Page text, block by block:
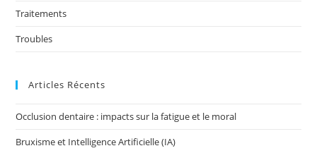
Traitements
Troubles
Articles Récents
Occlusion dentaire : impacts sur la fatigue et le moral
Bruxisme et Intelligence Artificielle (IA)